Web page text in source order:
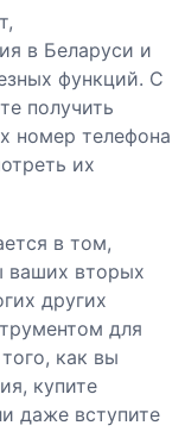
в Беларуси и
функций. С
получить
номер телефона
их
в том,
ваших вторых
других
для
как вы
купите
даже вступите